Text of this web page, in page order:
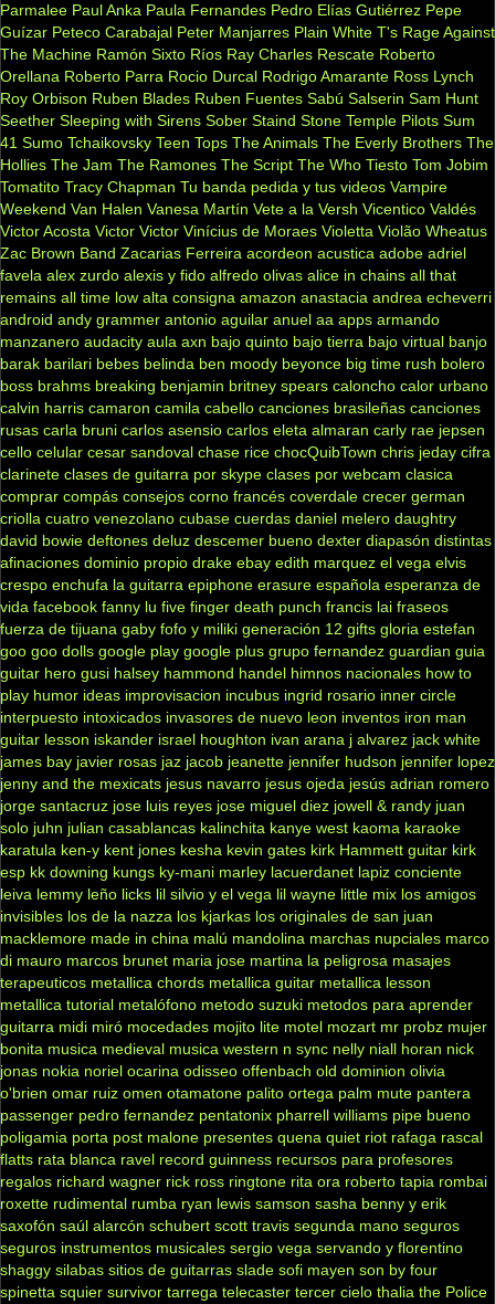
Parmalee Paul Anka Paula Fernandes Pedro Elías Gutiérrez Pepe
Guízar Peteco Carabajal Peter Manjarres Plain White T's Rage Against
The Machine Ramón Sixto Ríos Ray Charles Rescate Roberto
Orellana Roberto Parra Rocio Durcal Rodrigo Amarante Ross Lynch
Roy Orbison Ruben Blades Ruben Fuentes Sabú Salserin Sam Hunt
Seether Sleeping with Sirens Sober Staind Stone Temple Pilots Sum
41 Sumo Tchaikovsky Teen Tops The Animals The Everly Brothers The
Hollies The Jam The Ramones The Script The Who Tiesto Tom Jobim
Tomatito Tracy Chapman Tu banda pedida y tus videos Vampire
Weekend Van Halen Vanesa Martín Vete a la Versh Vicentico Valdés
Victor Acosta Victor Victor Vinícius de Moraes Violetta Violão Wheatus
Zac Brown Band Zacarias Ferreira acordeon acustica adobe adriel
favela alex zurdo alexis y fido alfredo olivas alice in chains all that
remains all time low alta consigna amazon anastacia andrea echeverri
android andy grammer antonio aguilar anuel aa apps armando
manzanero audacity aula axn bajo quinto bajo tierra bajo virtual banjo
barak barilari bebes belinda ben moody beyonce big time rush bolero
boss brahms breaking benjamin britney spears caloncho calor urbano
calvin harris camaron camila cabello canciones brasileñas canciones
rusas carla bruni carlos asensio carlos eleta almaran carly rae jepsen
cello celular cesar sandoval chase rice chocQuibTown chris jeday cifra
clarinete clases de guitarra por skype clases por webcam clasica
comprar compás consejos corno francés coverdale crecer german
criolla cuatro venezolano cubase cuerdas daniel melero daughtry
david bowie deftones deluz descemer bueno dexter diapasón distintas
afinaciones dominio propio drake ebay edith marquez el vega elvis
crespo enchufa la guitarra epiphone erasure española esperanza de
vida facebook fanny lu five finger death punch francis lai fraseos
fuerza de tijuana gaby fofo y miliki generación 12 gifts gloria estefan
goo goo dolls google play google plus grupo fernandez guardian guia
guitar hero gusi halsey hammond handel himnos nacionales how to
play humor ideas improvisacion incubus ingrid rosario inner circle
interpuesto intoxicados invasores de nuevo leon inventos iron man
guitar lesson iskander israel houghton ivan arana j alvarez jack white
james bay javier rosas jaz jacob jeanette jennifer hudson jennifer lopez
jenny and the mexicats jesus navarro jesus ojeda jesús adrian romero
jorge santacruz jose luis reyes jose miguel diez jowell & randy juan
solo juhn julian casablancas kalinchita kanye west kaoma karaoke
karatula ken-y kent jones kesha kevin gates kirk Hammett guitar kirk
esp kk downing kungs ky-mani marley lacuerdanet lapiz conciente
leiva lemmy leño licks lil silvio y el vega lil wayne little mix los amigos
invisibles los de la nazza los kjarkas los originales de san juan
macklemore made in china malú mandolina marchas nupciales marco
di mauro marcos brunet maria jose martina la peligrosa masajes
terapeuticos metallica chords metallica guitar metallica lesson
metallica tutorial metalófono metodo suzuki metodos para aprender
guitarra midi miró mocedades mojito lite motel mozart mr probz mujer
bonita musica medieval musica western n sync nelly niall horan nick
jonas nokia noriel ocarina odisseo offenbach old dominion olivia
o'brien omar ruiz omen otamatone palito ortega palm mute pantera
passenger pedro fernandez pentatonix pharrell williams pipe bueno
poligamia porta post malone presentes quena quiet riot rafaga rascal
flatts rata blanca ravel record guinness recursos para profesores
regalos richard wagner rick ross ringtone rita ora roberto tapia rombai
roxette rudimental rumba ryan lewis samson sasha benny y erik
saxofón saúl alarcón schubert scott travis segunda mano seguros
seguros instrumentos musicales sergio vega servando y florentino
shaggy silabas sitios de guitarras slade sofi mayen son by four
spinetta squier survivor tarrega telecaster tercer cielo thalia the Police